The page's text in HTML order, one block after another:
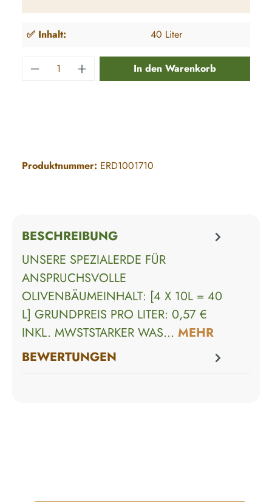
✅ Inhalt: 40 Liter
Produkt Anzahl: Gib den gewünschten
In den Warenkorb
Produktnummer: ERD1001710
BESCHREIBUNG
UNSERE SPEZIALERDE FÜR
ANSPRUCHSVOLLE
OLIVENBÄUMEINHALT: [4 X 10L = 40
L] GRUNDPREIS PRO LITER: 0,57 €
INKL. MWSTSTARKER WAS… MEHR
BEWERTUNGEN